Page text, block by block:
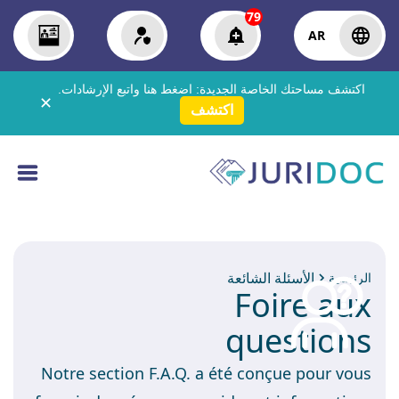
AR
79
اكتشف مساحتك الخاصة الجديدة: اضغط هنا واتبع الإرشادات.
اكتشف ✕
الرئيسية الأسئلة الشائعة
Foire aux
questions
Notre section F.A.Q. a été conçue pour vous